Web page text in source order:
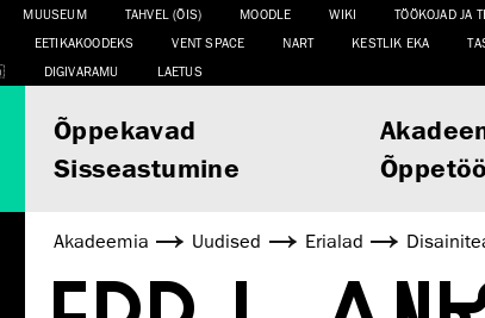
MUUSEUM TAHVEL (ÕIS) MOODLE WIKI TÖÖKOJAD JA
EETIKAKOODEKS VENT SPACE NART KESTLIK EKA
DIGIVARAMU LAETUS
Õppekavad
Sisseastumine
Õppetöö
Akadeemia Uudised Erialad